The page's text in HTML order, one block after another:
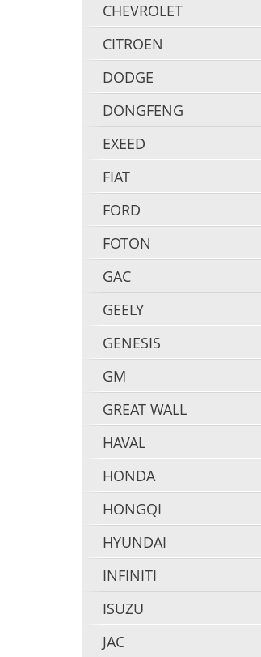
CHEVROLET
CITROEN
DODGE
DONGFENG
EXEED
FIAT
FORD
FOTON
GAC
GEELY
GENESIS
GM
GREAT WALL
HAVAL
HONDA
HONGQI
HYUNDAI
INFINITI
ISUZU
JAC